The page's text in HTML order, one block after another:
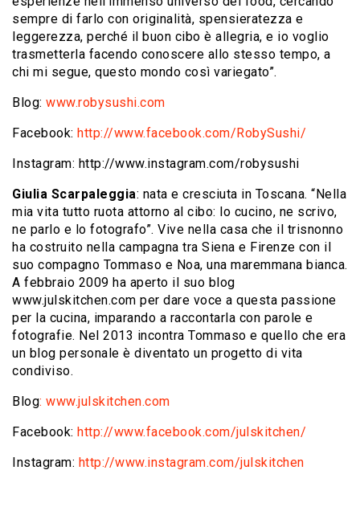
sempre di farlo con originalità, spensieratezza e
leggerezza, perché il buon cibo è allegria, e io voglio
trasmetterla facendo conoscere allo stesso tempo, a
chi mi segue, questo mondo così variegato”.
Blog: www.robysushi.com
Facebook: http://www.facebook.com/RobySushi/
Instagram: http://www.instagram.com/robysushi
Giulia Scarpaleggia: nata e cresciuta in Toscana. “Nella
mia vita tutto ruota attorno al cibo: lo cucino, ne scrivo,
ne parlo e lo fotografo”. Vive nella casa che il trisnonno
ha costruito nella campagna tra Siena e Firenze con il
suo compagno Tommaso e Noa, una maremmana bianca.
A febbraio 2009 ha aperto il suo blog
www.julskitchen.com per dare voce a questa passione
per la cucina, imparando a raccontarla con parole e
fotografie. Nel 2013 incontra Tommaso e quello che era
un blog personale è diventato un progetto di vita
condiviso.
Blog: www.julskitchen.com
Facebook: http://www.facebook.com/julskitchen/
Instagram: http://www.instagram.com/julskitchen